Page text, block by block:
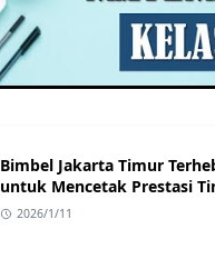
Bimbel Jakarta Timur
untuk Mencetak Prestasi
2026/1/11